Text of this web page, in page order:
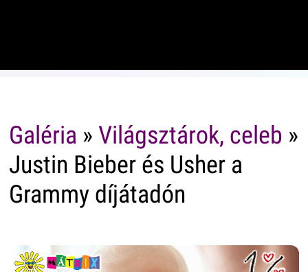
Galéria » Világsztárok, celeb »
Justin Bieber és Usher a
Grammy díjátadón